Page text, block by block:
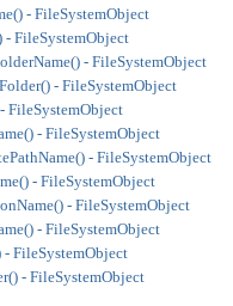
- FileSystemObject
- FileSystemObject
- FileSystemObject
- FileSystemObject
FileSystemObject
- FileSystemObject
- FileSystemObject
- FileSystemObject
- FileSystemObject
- FileSystemObject
FileSystemObject
- FileSystemObject